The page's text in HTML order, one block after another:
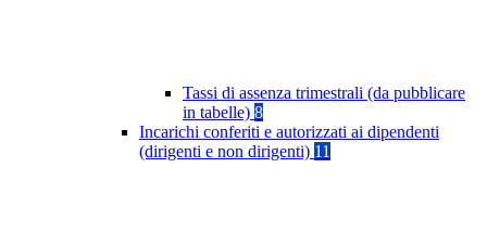
Tassi di assenza trimestrali (da pubblicare
in tabelle) 8
Incarichi conferiti e autorizzati ai dipendenti
(dirigenti e non dirigenti) 11